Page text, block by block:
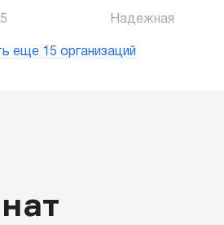
Надежная
еще 15 организаций